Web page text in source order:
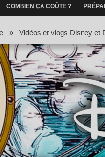
COMBIEN ÇA COÛTE ?
» Vidéos et vlogs Disney et